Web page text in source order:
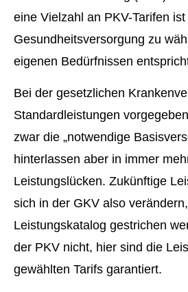
eine Vielzahl an PKV-Tarifen
Gesundheitsversorgung zu
eigenen Bedürfnissen
Bei der gesetzlichen
Standardleistungen
zwar die „notwendige
hinterlassen aber in immer
Leistungslücken. Zukünftige
sich in der GKV also
Leistungskatalog gestrichen
der PKV nicht, hier sind die
gewählten Tarifs garantiert.